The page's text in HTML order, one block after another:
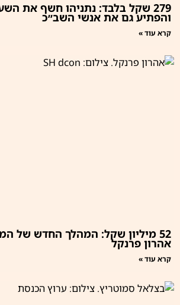
279 שקל בלבד: נתניהו חשף את
והפתיע גם את אנשי השב״כ
קרא עוד »
52 מיליון שקל: המהלך החדש של
אהרון פרנקל
קרא עוד »